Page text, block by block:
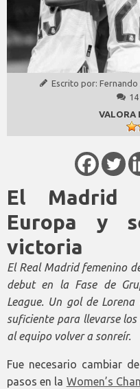
Escrito por:
VALORA
El Madrid
Europa y
victoria
El Real Madrid femenino
debut en la Fase de
League. Un gol de
suficiente para llevarse
al equipo volver a sonreír.
Fue necesario cambiar
pasos en la Women’s